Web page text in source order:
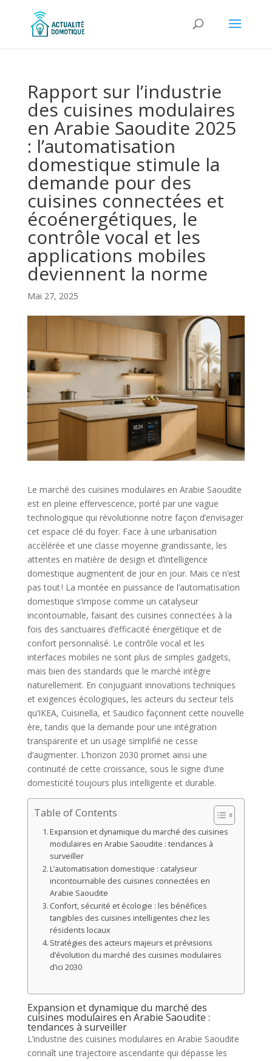
Rapport sur l’industrie
des cuisines modulaires
en Arabie Saoudite 2025
: l’automatisation
domestique stimule la
demande pour des
cuisines connectées et
écoénergétiques, le
contrôle vocal et les
applications mobiles
deviennent la norme
Mai 27, 2025
Le marché des cuisines modulaires en Arabie Saoudite
est en pleine effervescence, porté par une vague
technologique qui révolutionne notre façon d’envisager
cet espace clé du foyer. Face à une urbanisation
accélérée et une classe moyenne grandissante, les
attentes en matière de design et d’intelligence
domestique augmentent de jour en jour. Mais ce n’est
pas tout ! La montée en puissance de l’automatisation
domestique s’impose comme un catalyseur
incontournable, faisant des cuisines connectées à la
fois des sanctuaires d’efficacité énergétique et de
confort personnalisé. Le contrôle vocal et les
interfaces mobiles ne sont plus de simples gadgets,
mais bien des standards que le marché intègre
naturellement. En conjuguant innovations techniques
et exigences écologiques, les acteurs du secteur tels
qu’IKEA, Cuisinella, et Saudico façonnent cette nouvelle
ère, tandis que la demande pour une intégration
transparente et un usage simplifié ne cesse
d’augmenter. L’horizon 2030 promet ainsi une
continuité de cette croissance, sous le signe d’une
domesticité toujours plus intelligente et durable.
Table of Contents
Expansion et dynamique du marché des cuisines
modulaires en Arabie Saoudite : tendances à
surveiller
L’automatisation domestique : catalyseur
incontournable des cuisines connectées en
Arabie Saoudite
Confort, sécurité et écologie : les bénéfices
tangibles des cuisines intelligentes chez les
résidents locaux
Stratégies des acteurs majeurs et prévisions
d’évolution du marché des cuisines modulaires
d’ici 2030
Expansion et dynamique du marché des
cuisines modulaires en Arabie Saoudite :
tendances à surveiller
L’industrie des cuisines modulaires en Arabie Saoudite
connaît une trajectoire ascendante qui dépasse les